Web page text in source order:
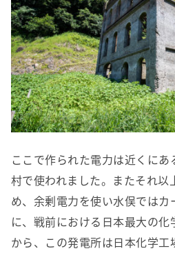
ここで作られた電力は近くに
村で使われました。またそれ以
め、余剰電力を使い水俣では
に、戦前における日本最大の化
から、この発電所は日本化学工